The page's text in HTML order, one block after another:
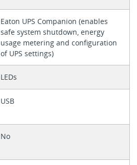
Eaton UPS Companion (enables
safe system shutdown, energy
usage metering and configuration
of UPS settings)
LEDs
USB
No